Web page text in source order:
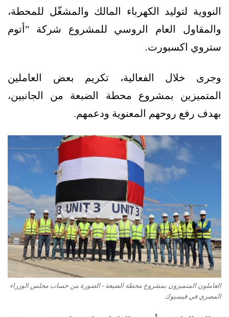
النووية لتوليد الكهرباء المالك والمشغّل للمحطة،
والمقاول العام الروسي للمشروع شركة "أتوم
ستروي اكسبورت.
وجرى خلال الفعالية، تكريم بعض العاملين
المتميزين بمشروع محطة الضبعة من الجانبين،
بهدف رفع روحهم المعنوية ودعمهم.
العاملون المتميزون بمشروع محطة الضبعة - الصورة من حساب مجلس الوزراء
المصري في فيسبوك